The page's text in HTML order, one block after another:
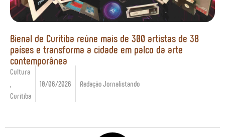
Bienal de Curitiba reúne mais de 300 artistas de 38
países e transforma a cidade em palco da arte
contemporânea
Cultura
Curitiba
10/06/2026 Redação Jornalistando